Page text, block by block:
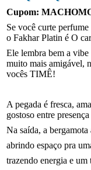
Cupom:
Se você curte
o Fakhar Platin é O
Ele lembra bem a
muito mais amigável,
vocês TIMÊ!
A pegada é fresca,
gostoso entre
Na saída, a
abrindo espaço pra
trazendo energia e